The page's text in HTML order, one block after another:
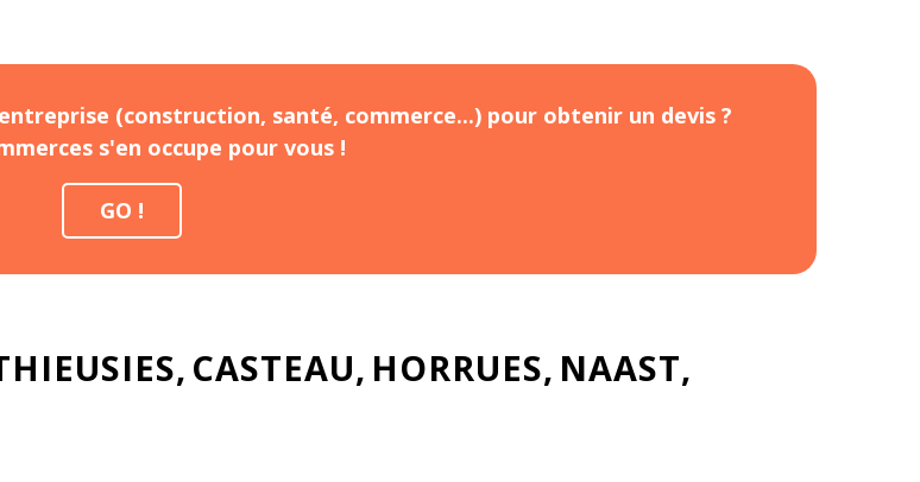
(construction, santé, commerce...) pour obtenir un devis ?
s'en occupe pour vous !
GO !
CASTEAU HORRUES NAAST